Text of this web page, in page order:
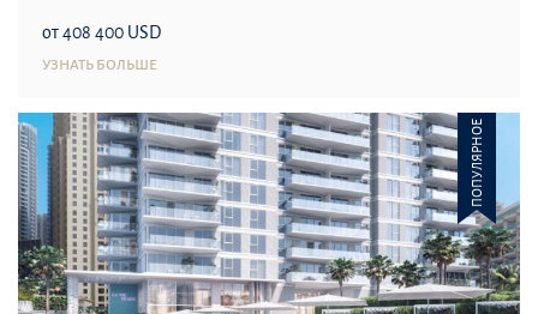
от 408 400 USD
УЗНАТЬ БОЛЬШЕ
ПОПУЛЯРНОЕ